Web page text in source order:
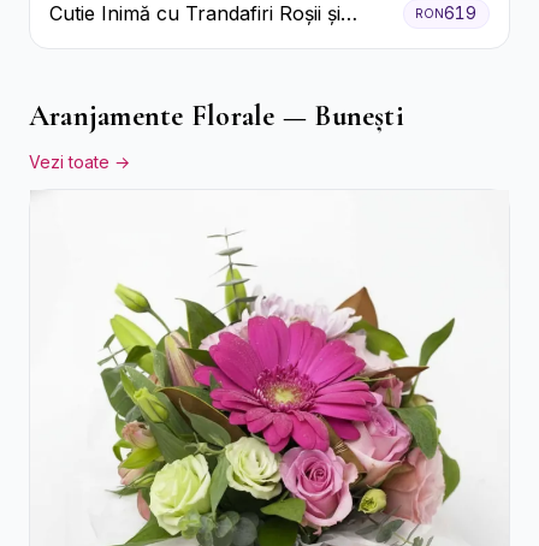
Cutie Inimă cu Trandafiri Roșii și
Bomboane Raffaello
RON619
Aranjamente Florale — Bunești
Vezi toate →